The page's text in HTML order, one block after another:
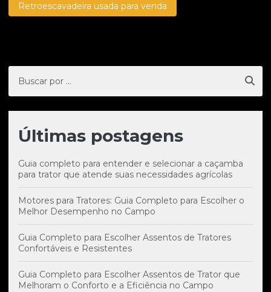
Retroescavadeira usada para venda
Últimas postagens
Guia completo para entender e selecionar a caçamba
para trator que atende suas necessidades agrícolas
Motores para Tratores: Guia Completo para Escolher o
Melhor Desempenho no Campo
Guia Completo para Escolher Assentos de Tratores
Confortáveis e Resistentes
Guia Completo para Escolher Assentos de Trator que
Melhoram o Conforto e a Eficiência no Campo